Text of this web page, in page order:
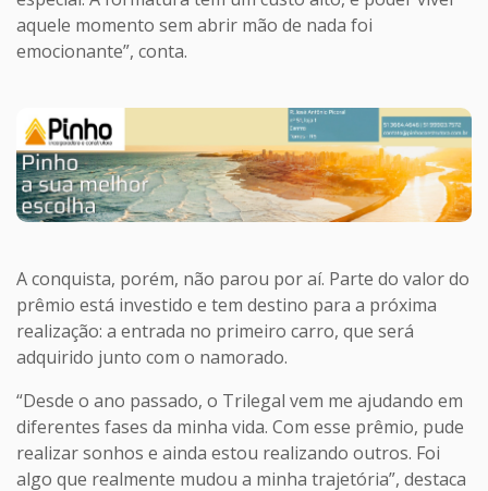
aquele momento sem abrir mão de nada foi
emocionante”, conta.
A conquista, porém, não parou por aí. Parte do valor do
prêmio está investido e tem destino para a próxima
realização: a entrada no primeiro carro, que será
adquirido junto com o namorado.
“Desde o ano passado, o Trilegal vem me ajudando em
diferentes fases da minha vida. Com esse prêmio, pude
realizar sonhos e ainda estou realizando outros. Foi
algo que realmente mudou a minha trajetória”, destaca